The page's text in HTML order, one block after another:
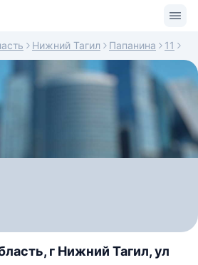
Нижний Тагил Папанина 11
г Нижний Тагил, ул